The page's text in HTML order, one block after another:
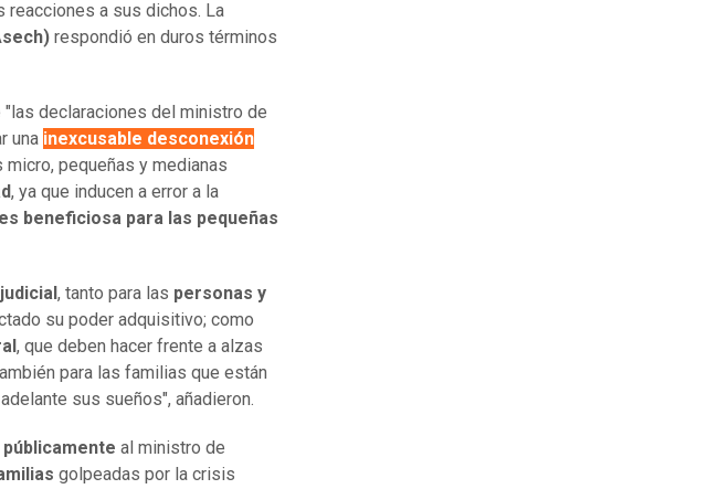
reacciones a sus dichos. La
respondió en duros términos
"las declaraciones del ministro de
una inexcusable desconexión
micro, pequeñas y medianas
, ya que inducen a error a la
beneficiosa para las pequeñas
, tanto para las personas y
su poder adquisitivo; como
, que deben hacer frente a alzas
para las familias que están
sus sueños", añadieron.
al ministro de
golpeadas por la crisis